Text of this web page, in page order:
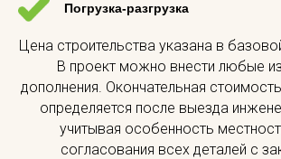
Погрузка-разгрузка
Цена строительства указана в
В проект можно внести любые
дополнения. Окончательная
определяется после выезда
учитывая особенность
согласования всех деталей с